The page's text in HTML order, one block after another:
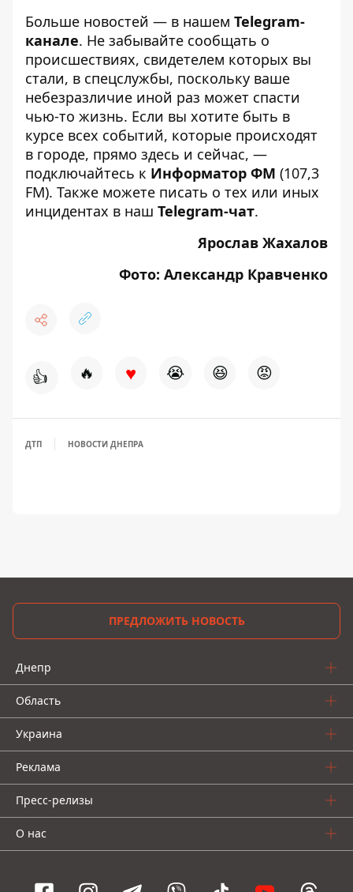
Больше новостей — в нашем Telegram-
канале. Не забывайте сообщать о
происшествиях, свидетелем которых вы
стали, в спецслужбы, поскольку ваше
небезразличие иной раз может спасти
чью-то жизнь. Если вы хотите быть в
курсе всех событий, которые происходят
в городе, прямо здесь и сейчас, —
подключайтесь к Информатор ФМ (107,3
FM). Также можете писать о тех или иных
инцидентах в наш Telegram-чат.
Ярослав Жахалов
Фото: Александр Кравченко
👍 🔥 ♥ 😭 😆 😡
ДТП НОВОСТИ ДНЕПРА
ПРЕДЛОЖИТЬ НОВОСТЬ
Днепр
Область
Украина
Реклама
Пресс-релизы
О нас